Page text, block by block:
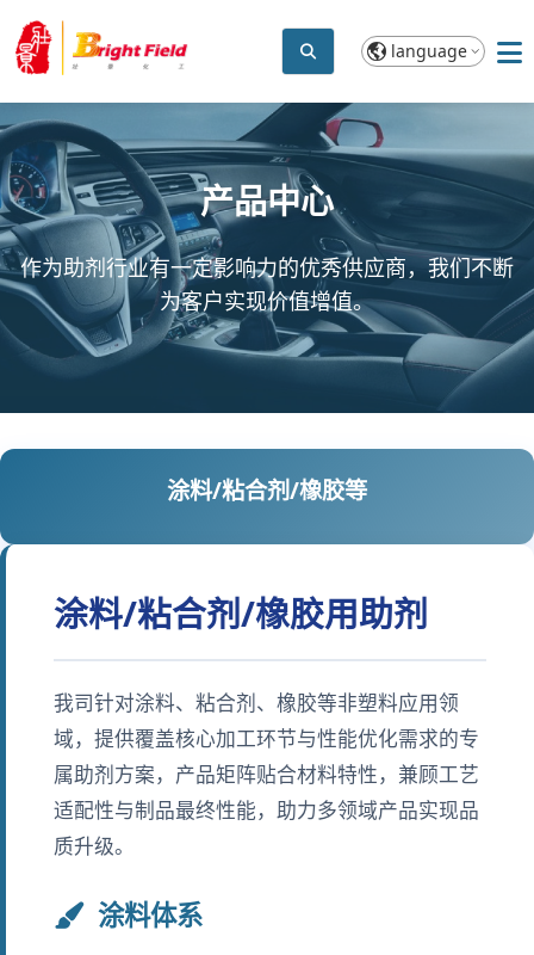
language
产品中心
作为助剂行业有一定影响力的优秀供应商，我们不断
为客户实现价值增值。
涂料/粘合剂/橡胶等
涂料/粘合剂/橡胶用助剂
我司针对涂料、粘合剂、橡胶等非塑料应用领
域，提供覆盖核心加工环节与性能优化需求的专
属助剂方案，产品矩阵贴合材料特性，兼顾工艺
适配性与制品最终性能，助力多领域产品实现品
质升级。
涂料体系